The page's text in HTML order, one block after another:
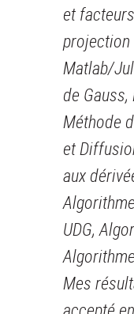
et
Matlab/
de Gauss,
Méthode
et
aux
UDG,
Mes